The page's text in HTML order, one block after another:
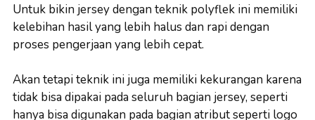
Untuk bikin jersey dengan teknik polyflek ini memiliki
kelebihan hasil yang lebih halus dan rapi dengan
proses pengerjaan yang lebih cepat.
Akan tetapi teknik ini juga memiliki kekurangan karena
tidak bisa dipakai pada seluruh bagian jersey, seperti
hanya bisa digunakan pada bagian atribut seperti logo